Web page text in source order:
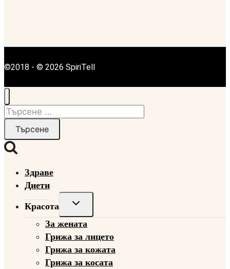
©2018 - © 2026 SpiriTell
Търсене
Здраве
Диети
Красота
Toggle
menu
За жената
Грижа за лицето
Грижа за кожата
Грижа за косата